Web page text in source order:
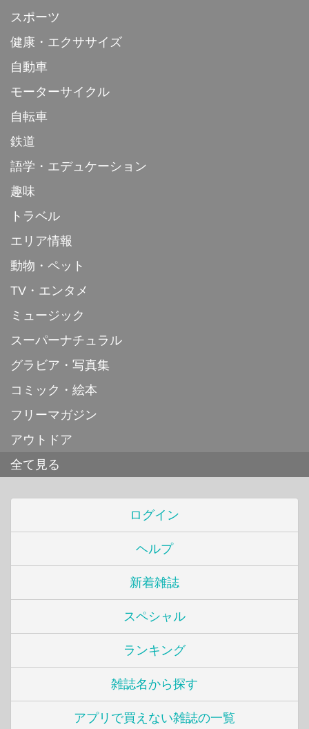
スポーツ
健康・エクササイズ
自動車
モーターサイクル
自転車
鉄道
語学・エデュケーション
趣味
トラベル
エリア情報
動物・ペット
TV・エンタメ
ミュージック
スーパーナチュラル
グラビア・写真集
コミック・絵本
フリーマガジン
アウトドア
全て見る
ログイン
ヘルプ
新着雑誌
スペシャル
ランキング
雑誌名から探す
アプリで買えない雑誌の一覧